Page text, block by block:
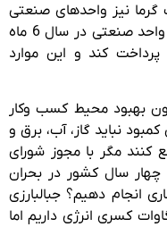
نیز واحدهای صنعتی
تعطیل می شوند و این سبب می شود واحد صنعتی در سال 6 ماه
و مزایا پرداخت کند و این موارد
اینکه براساس ماده 25 قانون بهبود محیط کسب وکار
نباید گاز، آب، برق و
کنند مگر با مجوز شورای
چهار سال کشور در بحران
انجام دهیم؟ جبالبارزی
کسری انرژی داریم اما